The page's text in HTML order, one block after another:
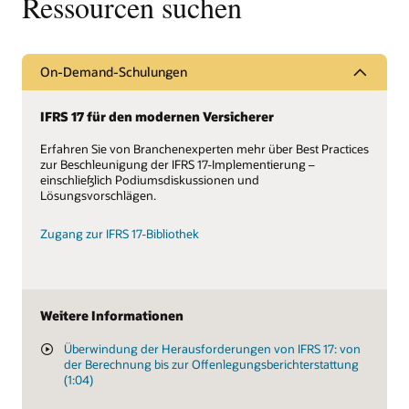
On-Demand-Schulungen
IFRS 17 für den modernen Versicherer
Erfahren Sie von Branchenexperten mehr über Best Practices
zur Beschleunigung der IFRS 17-Implementierung –
einschließlich Podiumsdiskussionen und
Lösungsvorschlägen.
Zugang zur IFRS 17-Bibliothek
Weitere Informationen
Überwindung der Herausforderungen von IFRS 17: von
der Berechnung bis zur Offenlegungsberichterstattung
(1:04)